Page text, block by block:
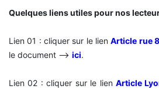
Quelques liens utiles pour nos
Lien 01 : cliquer sur le lienArticle rue
le document --> ici.
Lien 02 :cliquer sur le lien Article